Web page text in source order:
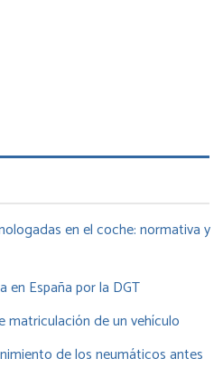
en el coche: normativa y
en España por la DGT
matriculación de un vehículo
de los neumáticos antes